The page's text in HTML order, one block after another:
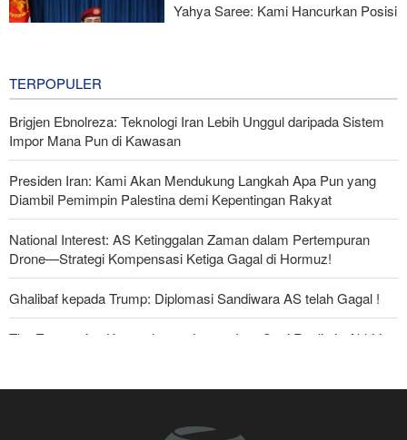
Yahya Saree: Kami Hancurkan Posisi
TERPOPULER
Brigjen Ebnolreza: Teknologi Iran Lebih Unggul daripada Sistem
Impor Mana Pun di Kawasan
Presiden Iran: Kami Akan Mendukung Langkah Apa Pun yang
Diambil Pemimpin Palestina demi Kepentingan Rakyat
National Interest: AS Ketinggalan Zaman dalam Pertempuran
Drone—Strategi Kompensasi Ketiga Gagal di Hormuz!
Ghalibaf kepada Trump: Diplomasi Sandiwara AS telah Gagal !
The Economist: Kesepakatan dengan Iran Opsi Realistis Akhiri